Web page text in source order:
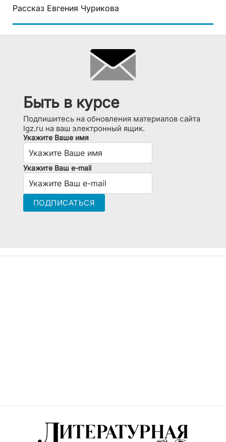
Рассказ Евгения Чурикова
Быть в курсе
Подпишитесь на обновления материалов сайта
lgz.ru на ваш электронный ящик.
Укажите Ваше имя
Укажите Ваш e-mail